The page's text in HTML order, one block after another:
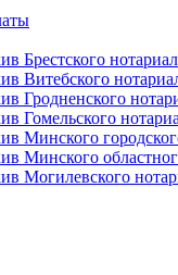
Брестского
Витебского
Гродненского
Гомельского
Минского
Минского
Могилевского